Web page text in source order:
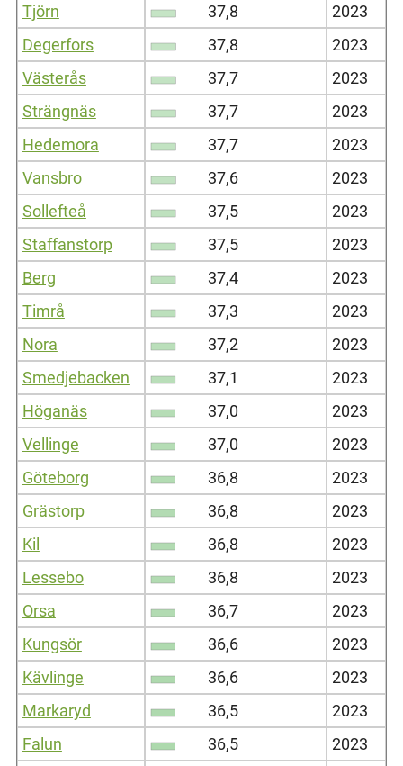
Tjörn
37,8
2023
Degerfors
37,8
2023
Västerås
37,7
2023
Strängnäs
37,7
2023
Hedemora
37,7
2023
Vansbro
37,6
2023
Sollefteå
37,5
2023
Staffanstorp
37,5
2023
Berg
37,4
2023
Timrå
37,3
2023
Nora
37,2
2023
Smedjebacken
37,1
2023
Höganäs
37,0
2023
Vellinge
37,0
2023
Göteborg
36,8
2023
Grästorp
36,8
2023
Kil
36,8
2023
Lessebo
36,8
2023
Orsa
36,7
2023
Kungsör
36,6
2023
Kävlinge
36,6
2023
Markaryd
36,5
2023
Falun
36,5
2023